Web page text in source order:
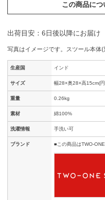
この商品に
出荷目安：6日後以降にお届け
写真はイメージです。スツール本体(
生産国 インド
サイズ 幅28×奥28×高15cm(
重量 0.26kg
素材 綿100%
洗濯情報 手洗い可
ブランド ■この商品はTWO-